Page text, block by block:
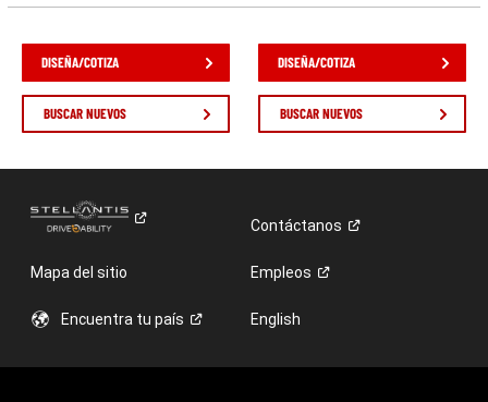
DISEÑA/COTIZA
BUSCAR NUEVOS
DISEÑA/COTIZA
BUSCAR NUEVOS
Contáctanos
Mapa del sitio Empleos
Encuentra tu país English